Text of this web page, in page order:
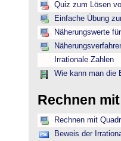
Quiz zum Lösen
Einfache Übung
Näherungswerte
Irrationale Zahlen
Wie kann man die
Rechnen
Rechnen mit
Beweis der